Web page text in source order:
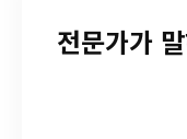
전문가가